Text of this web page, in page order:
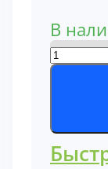
В
32/